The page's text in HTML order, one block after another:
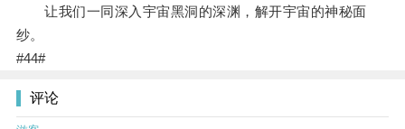
让我们一同深入宇宙黑洞的深渊，解开宇宙的神秘面
纱。
#44#
评论